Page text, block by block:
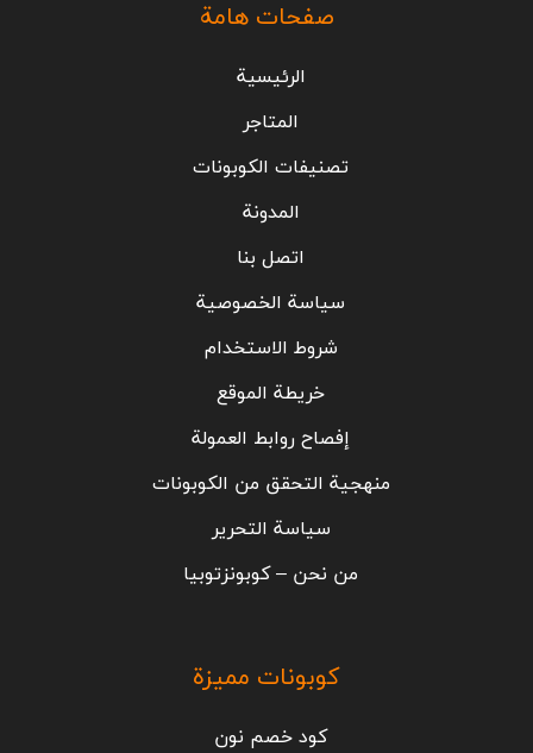
صفحات هامة
الرئيسية
المتاجر
تصنيفات الكوبونات
المدونة
اتصل بنا
سياسة الخصوصية
شروط الاستخدام
خريطة الموقع
إفصاح روابط العمولة
منهجية التحقق من الكوبونات
سياسة التحرير
من نحن – كوبونزتوبيا
كوبونات مميزة
كود خصم نون